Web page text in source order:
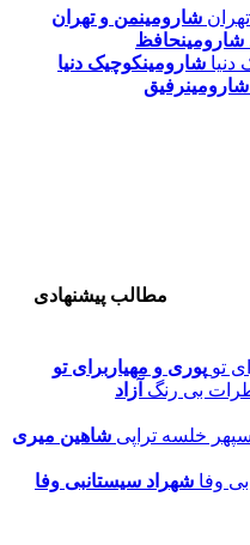
شارومینمن و تهران
شارومینحافظ
شارومینکوچیک دنیا
شارومینرفیق
مطالب پیشنهادی
پوری و مهیار برای تو
آزاد
شاهین میری
شهراد سیستانبی وفا